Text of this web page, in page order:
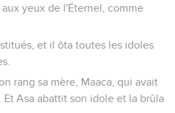
yeux de l'Éternel, comme
et il ôta toutes les idoles
rang sa mère, Maaca, qui avait
Asa abattit son idole et la brûla